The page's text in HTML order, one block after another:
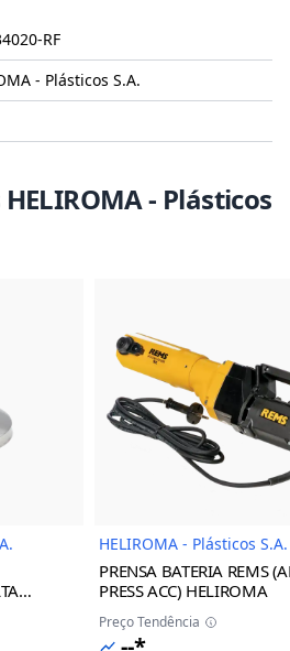
RF
- Plásticos S.A.
- Plásticos
do Produto
HELIROMA - Plásticos S.A.
PRENSA BATERIA REMS
PRESS ACC) HELIROMA
Preço Tendência